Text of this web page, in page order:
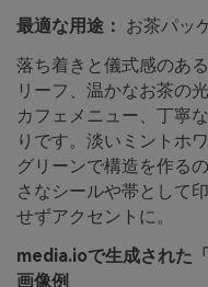
最適な用途： お茶パッ
落ち着きと儀式感のあ
リーフ、温かなお茶の
カフェメニュー、丁寧
りです。淡いミントホ
グリーンで構造を作る
さなシールや帯として
せずアクセントに。
media.ioで生成された
画像例